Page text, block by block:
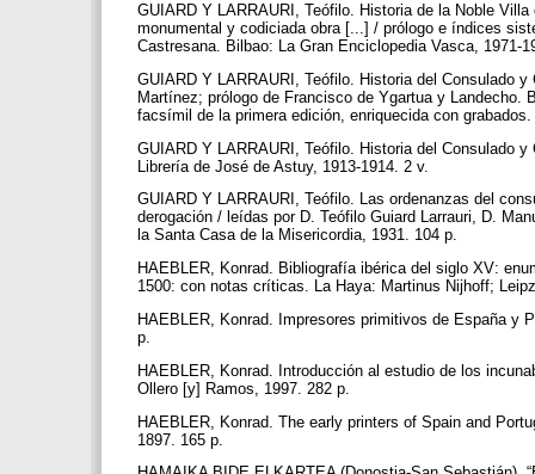
GUIARD Y LARRAURI, Teófilo. Historia de la Noble
monumental y codiciada obra [...] / prólogo e índices
Castresana. Bilbao: La Gran Enciclopedia Vasca,
GUIARD Y LARRAURI, Teófilo. Historia del Consulado
Martínez; prólogo de Francisco de Ygartua y
facsímil de la primera edición, enriquecida con grabados.
GUIARD Y LARRAURI, Teófilo. Historia del Consulado
Librería de José de Astuy, 1913-1914. 2 v.
GUIARD Y LARRAURI, Teófilo. Las ordenanzas del
derogación / leídas por D. Teófilo Guiard Larrauri, D.
la Santa Casa de la Misericordia, 1931. 104 p.
HAEBLER, Konrad. Bibliografía ibérica del siglo XV:
1500: con notas críticas. La Haya: Martinus Nijhoff;
HAEBLER, Konrad. Impresores primitivos de España y
p.
HAEBLER, Konrad. Introducción al estudio de los
Ollero [y] Ramos, 1997. 282 p.
HAEBLER, Konrad. The early printers of Spain and
1897. 165 p.